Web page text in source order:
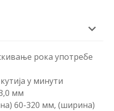
рока употребе
у минути
мм
60-320 мм, (ширина)